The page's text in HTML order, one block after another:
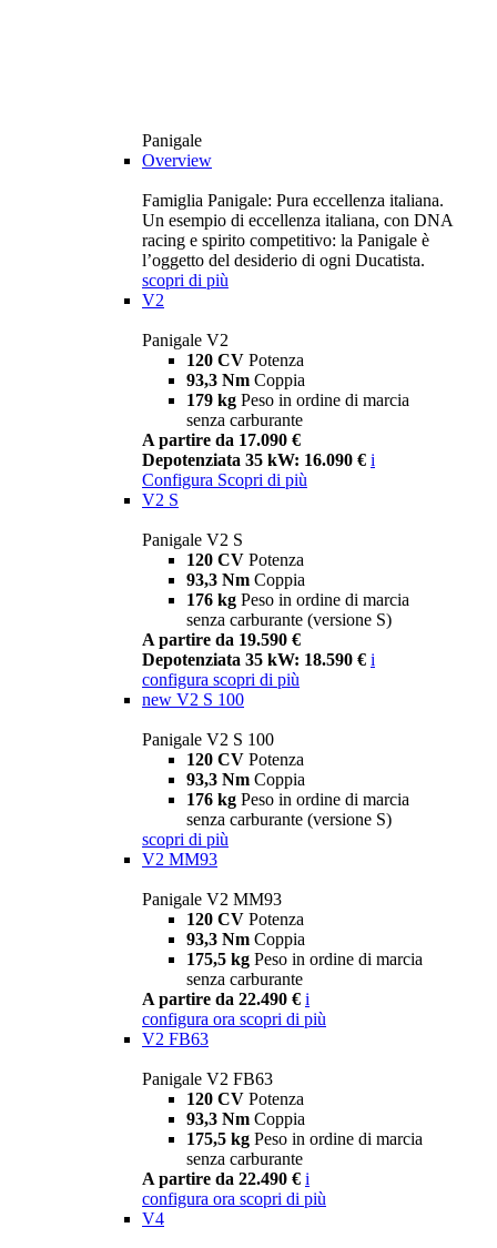
Panigale
Overview
Famiglia Panigale: Pura eccellenza italiana.
Un esempio di eccellenza italiana, con DNA
racing e spirito competitivo: la Panigale è
l’oggetto del desiderio di ogni Ducatista.
scopri di più
V2
Panigale V2
120 CV Potenza
93,3 Nm Coppia
179 kg Peso in ordine di marcia
senza carburante
A partire da 17.090 €
Depotenziata 35 kW: 16.090 € i
Configura Scopri di più
V2 S
Panigale V2 S
120 CV Potenza
93,3 Nm Coppia
176 kg Peso in ordine di marcia
senza carburante (versione S)
A partire da 19.590 €
Depotenziata 35 kW: 18.590 € i
configura scopri di più
new V2 S 100
Panigale V2 S 100
120 CV Potenza
93,3 Nm Coppia
176 kg Peso in ordine di marcia
senza carburante (versione S)
scopri di più
V2 MM93
Panigale V2 MM93
120 CV Potenza
93,3 Nm Coppia
175,5 kg Peso in ordine di marcia
senza carburante
A partire da 22.490 € i
configura ora scopri di più
V2 FB63
Panigale V2 FB63
120 CV Potenza
93,3 Nm Coppia
175,5 kg Peso in ordine di marcia
senza carburante
A partire da 22.490 € i
configura ora scopri di più
V4